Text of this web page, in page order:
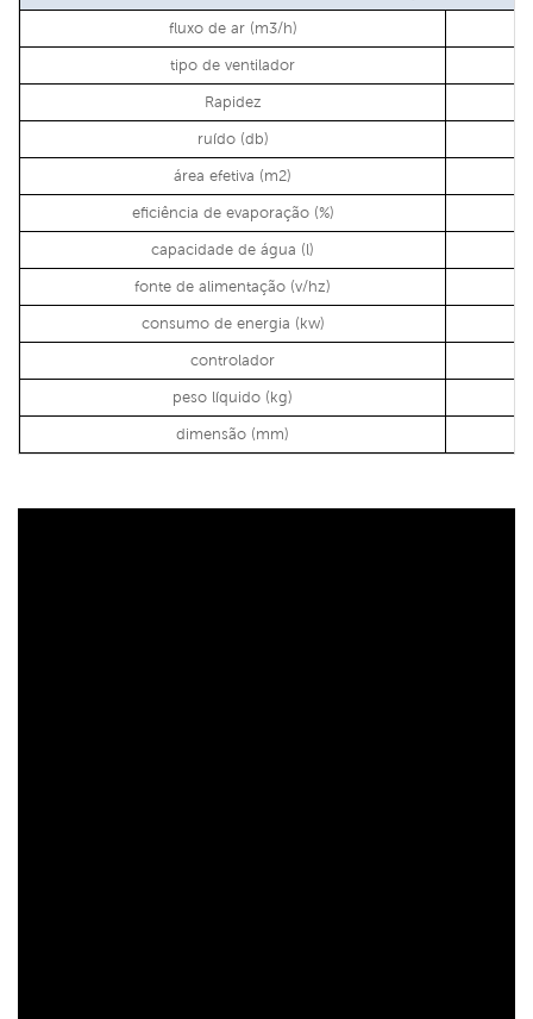
fluxo de ar (m3/h)
tipo de ventilador
Rapidez
ruído (db)
área efetiva (m2)
eficiência de evaporação (%)
capacidade de água (l)
fonte de alimentação (v/hz)
consumo de energia (kw)
controlador
peso líquido (kg)
dimensão (mm)